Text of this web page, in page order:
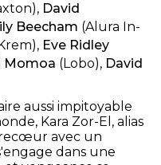
David
Beecham (Alura In-
Eve Ridley
Momoa (Lobo), David
aussi impitoyable
Kara Zor-El, alias
avec un
dans une